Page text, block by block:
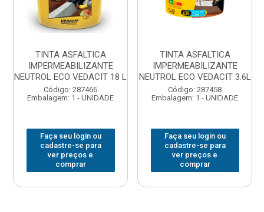
TINTA ASFALTICA
IMPERMEABILIZANTE
NEUTROL ECO VEDACIT 18 L
Código: 287466
Embalagem: 1 - UNIDADE
Faça seu login ou
cadastre-se para
ver preços e
comprar
TINTA ASFALTICA
IMPERMEABILIZANTE
NEUTROL ECO VEDACIT 3.6L
Código: 287458
Embalagem: 1 - UNIDADE
Faça seu login ou
cadastre-se para
ver preços e
comprar